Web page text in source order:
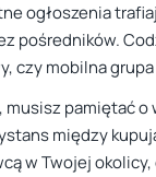
ogłoszenia
pośredników.
czy mobilna
musisz pamiętać
między
w Twojej